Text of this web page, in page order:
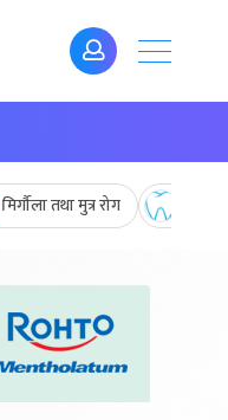
मिर्गौला तथा मुत्र रोग